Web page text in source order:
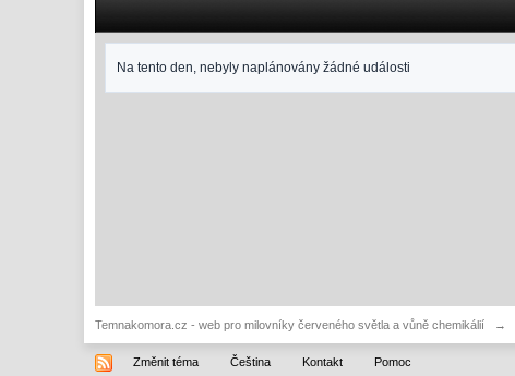
Na tento den, nebyly naplánovány žádné události
Temnakomora.cz - web pro milovníky červeného světla a vůně chemikálií →
Změnit téma Čeština Kontakt Pomoc